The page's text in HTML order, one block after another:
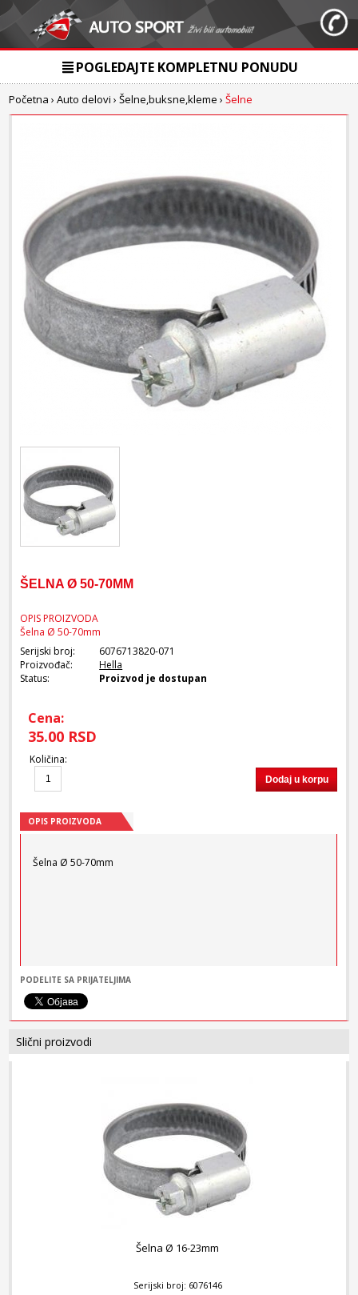
POGLEDAJTE KOMPLETNU PONUDU
Početna ›Auto delovi ›Šelne,buksne,kleme ›Šelne
ŠELNA Ø 50-70MM
OPIS PROIZVODA
Šelna Ø 50-70mm
Serijski broj:
6076713820-071
Proizvođač:
Hella
Status:
Proizvod je dostupan
Cena:
35.00 RSD
Količina:
Dodaj u korpu
OPIS PROIZVODA
Šelna Ø 50-70mm
PODELITE SA PRIJATELJIMA
Slični proizvodi
Šelna Ø 16-23mm
Serijski broj: 6076146